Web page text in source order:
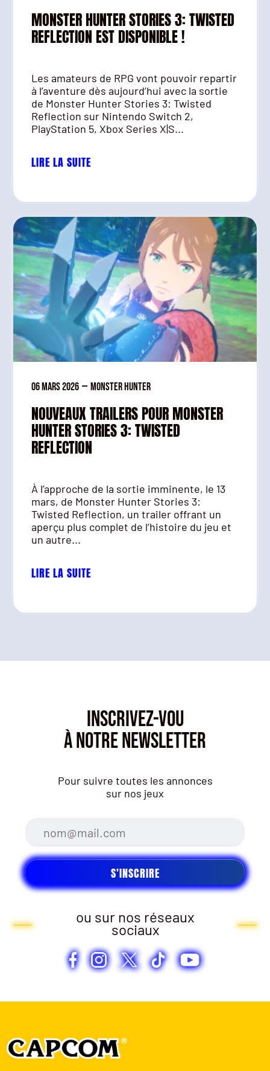
MONSTER HUNTER STORIES 3: TWISTED
REFLECTION EST DISPONIBLE !
Les amateurs de RPG vont pouvoir repartir
à l’aventure dès aujourd’hui avec la sortie
de Monster Hunter Stories 3: Twisted
Reflection sur Nintendo Switch 2,
PlayStation 5, Xbox Series X|S...
LIRE LA SUITE
06 mars 2026 — Monster Hunter
NOUVEAUX TRAILERS POUR MONSTER
HUNTER STORIES 3: TWISTED
REFLECTION
À l’approche de la sortie imminente, le 13
mars, de Monster Hunter Stories 3:
Twisted Reflection, un trailer offrant un
aperçu plus complet de l’histoire du jeu et
un autre...
LIRE LA SUITE
INSCRIVEZ-VOU
À NOTRE NEWSLETTER
Pour suivre toutes les annonces
sur nos jeux
ou sur nos réseaux
sociaux